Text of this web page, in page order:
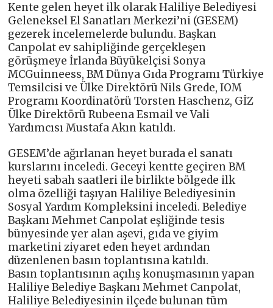
Kente gelen heyet ilk olarak Haliliye Belediyesi
Geleneksel El Sanatları Merkezi’ni (GESEM)
gezerek incelemelerde bulundu. Başkan
Canpolat ev sahipliğinde gerçekleşen
görüşmeye İrlanda Büyükelçisi Sonya
MCGuinneess, BM Dünya Gıda Programı Türkiye
Temsilcisi ve Ülke Direktörü Nils Grede, IOM
Programı Koordinatörü Torsten Haschenz, GİZ
Ülke Direktörü Rubeena Esmail ve Vali
Yardımcısı Mustafa Akın katıldı.
GESEM’de ağırlanan heyet burada el sanatı
kurslarını inceledi. Geceyi kentte geçiren BM
heyeti sabah saatleri ile birlikte bölgede ilk
olma özelliği taşıyan Haliliye Belediyesinin
Sosyal Yardım Kompleksini inceledi. Belediye
Başkanı Mehmet Canpolat eşliğinde tesis
bünyesinde yer alan aşevi, gıda ve giyim
marketini ziyaret eden heyet ardından
düzenlenen basın toplantısına katıldı.
Basın toplantısının açılış konuşmasının yapan
Haliliye Belediye Başkanı Mehmet Canpolat,
Haliliye Belediyesinin ilçede bulunan tüm